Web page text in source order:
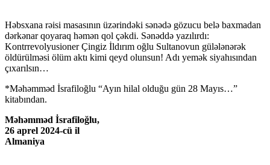
Həbsxana rəisi masasının üzərindəki sənədə gözucu belə baxmadan
dərkənar qoyaraq həmən qol çəkdi. Sənəddə yazılırdı:
Kontrrevolyusioner Çingiz İldırım oğlu Sultanovun gülələnərək
öldürülməsi ölüm aktı kimi qeyd olunsun! Adı yemək siyahısından
çıxarılsın…
*Məhəmməd İsrafiloğlu “Ayın hilal olduğu gün 28 Mayıs…”
kitabından.
Məhəmməd İsrafiloğlu,
26 aprel 2024-cü il
Almaniya